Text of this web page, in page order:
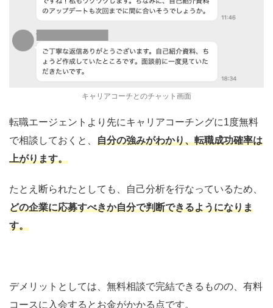
キャリアコーチとのチャット画面
転職エージェントより先にキャリアコーチングに1度無料
で相談しておくと、 自分の強みがわかり、転職成功確率は
上がります。
たとえ断られたとしても、自己分析を行なっているため、
どの企業に応募すべきか自分で判断できるようになりま
す。
デメリットとしては、無料相談で完結できるものの、有料
コースに入会するとお金がかかる点です。